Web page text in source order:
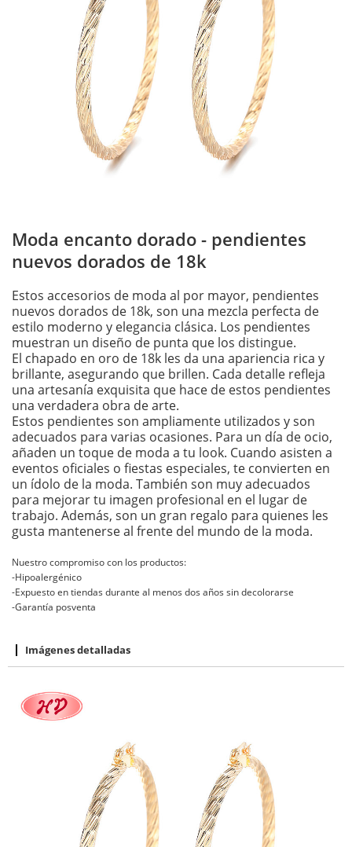
Moda encanto dorado - pendientes
nuevos dorados de 18k
Estos accesorios de moda al por mayor, pendientes
nuevos dorados de 18k, son una mezcla perfecta de
estilo moderno y elegancia clásica. Los pendientes
muestran un diseño de punta que los distingue.
El chapado en oro de 18k les da una apariencia rica y
brillante, asegurando que brillen. Cada detalle refleja
una artesanía exquisita que hace de estos pendientes
una verdadera obra de arte.
Estos pendientes son ampliamente utilizados y son
adecuados para varias ocasiones. Para un día de ocio,
añaden un toque de moda a tu look. Cuando asisten a
eventos oficiales o fiestas especiales, te convierten en
un ídolo de la moda. También son muy adecuados
para mejorar tu imagen profesional en el lugar de
trabajo. Además, son un gran regalo para quienes les
gusta mantenerse al frente del mundo de la moda.
Nuestro compromiso con los productos:
-Hipoalergénico
-Expuesto en tiendas durante al menos dos años sin decolorarse
-Garantía posventa
Imágenes detalladas